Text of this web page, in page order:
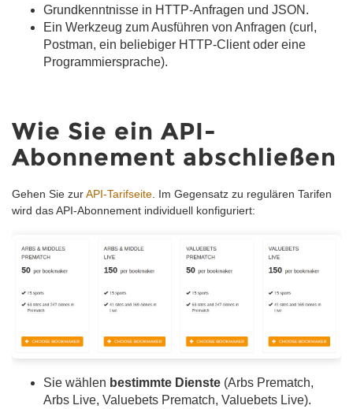
Grundkenntnisse in HTTP-Anfragen und JSON.
Ein Werkzeug zum Ausführen von Anfragen (curl,
Postman, ein beliebiger HTTP-Client oder eine
Programmiersprache).
Wie Sie ein API-
Abonnement abschließen
Gehen Sie zurAPI-Tarifseite . Im Gegensatz zu regulären Tarifen
wird das API-Abonnement individuell konfiguriert:
Sie wählen bestimmte Dienste (Arbs Prematch,
Arbs Live, Valuebets Prematch, Valuebets Live).